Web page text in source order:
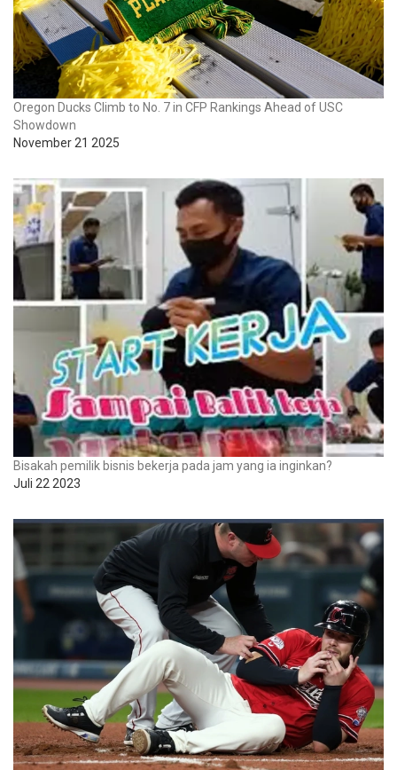
Oregon Ducks Climb to No. 7 in CFP Rankings Ahead of USC
Showdown
November 21 2025
Bisakah pemilik bisnis bekerja pada jam yang ia inginkan?
Juli 22 2023